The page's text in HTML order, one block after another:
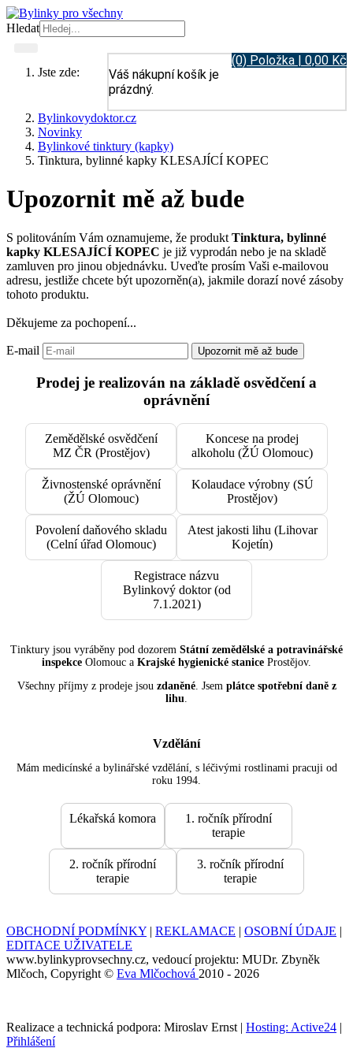
Hledat
(0) Položka | 0,00 Kč
Váš nákupní košík je
prázdný.
Jste zde:
Bylinkovydoktor.cz
Novinky
Bylinkové tinktury (kapky)
Tinktura, bylinné kapky KLESAJÍCÍ KOPEC
Upozornit mě až bude
S politováním Vám oznamujeme, že produkt Tinktura, bylinné
kapky KLESAJÍCÍ KOPEC je již vyprodán nebo je na skladě
zamluven pro jinou objednávku. Uveďte prosím Vaši e-mailovou
adresu, jestliže chcete být upozorněn(a), jakmile dorazí nové zásoby
tohoto produktu.
Děkujeme za pochopení...
E-mail Upozornit mě až bude
Prodej je realizován na základě osvědčení a
oprávnění
Zemědělské osvědčení
MZ ČR (Prostějov)
Koncese na prodej
alkoholu (ŽÚ Olomouc)
Živnostenské oprávnění
(ŽÚ Olomouc)
Kolaudace výrobny (SÚ
Prostějov)
Povolení daňového skladu
(Celní úřad Olomouc)
Atest jakosti lihu (Lihovar
Kojetín)
Registrace názvu
Bylinkový doktor (od
7.1.2021)
Tinktury jsou vyráběny pod dozorem Státní zemědělské a potravinářské
inspekce Olomouc a Krajské hygienické stanice Prostějov.
Všechny příjmy z prodeje jsou zdaněné. Jsem plátce spotřební daně z
lihu.
Vzdělání
Mám medicínské a bylinářské vzdělání, s léčivými rostlinami pracuji od
roku 1994.
Lékařská komora
1. ročník přírodní
terapie
2. ročník přírodní
terapie
3. ročník přírodní
terapie
OBCHODNÍ PODMÍNKY | REKLAMACE | OSOBNÍ ÚDAJE |
EDITACE UŽIVATELE
www.bylinkyprovsechny.cz, vedoucí projektu: MUDr. Zbyněk
Mlčoch, Copyright © Eva Mlčochová 2010 - 2026
Realizace a technická podpora: Miroslav Ernst | Hosting: Active24 |
Přihlášení